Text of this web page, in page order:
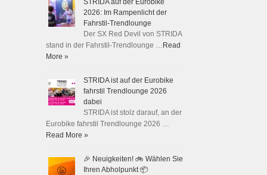
2026: Im Rampenlicht der
Fahrstil-Trendlounge
Der SX Red Devil von STRIDA
stand in der Fahrstil-Trendlounge … Read
More »
STRIDA ist auf der Eurobike
fahrstil Trendlounge 2026
dabei
STRIDA ist stolz darauf, an der
Eurobike fahrstil Trendlounge 2026 …
Read More »
🎉 Neuigkeiten! 🚲 Wählen Sie
Ihren Abholpunkt 📦